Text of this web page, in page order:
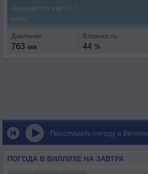
ощущается как +17
ясно
Давление
763 мм
Влажность
44 %
Прослушать погоду в
ПОГОДА В ВИЛЛИХЕ НА ЗАВТРА